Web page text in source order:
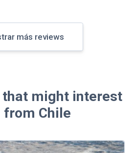
más reviews
that might interest
from Chile